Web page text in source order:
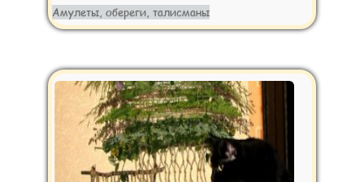
Амулеты, обереги, талисманы